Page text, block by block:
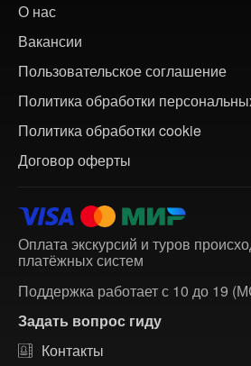
О нас
Вакансии
Пользовательское соглашение
Политика обработки
Политика обработки cookie
Договор оферты
Оплата экскурсий и туров
платёжных систем
Поддержка работает с 10 до 19
Задать вопрос гиду
Контакты